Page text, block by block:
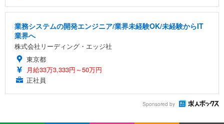
業務システムの開発エンジニア/業界未経験OK/未経験からIT
業界へ
株式会社リーディング・エッジ社
東京都
月給33万3,333円～50万円
正社員
Sponsored by